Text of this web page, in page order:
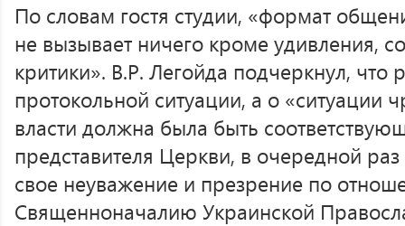
По словам гостя студии, «формат
не вызывает ничего кроме удивления,
критики». В.Р. Легойда подчеркнул,
протокольной ситуации, а о «ситуации
власти должна была быть
представителя Церкви, в очередной
свое неуважение и презрение по
Священноначалию Украинской